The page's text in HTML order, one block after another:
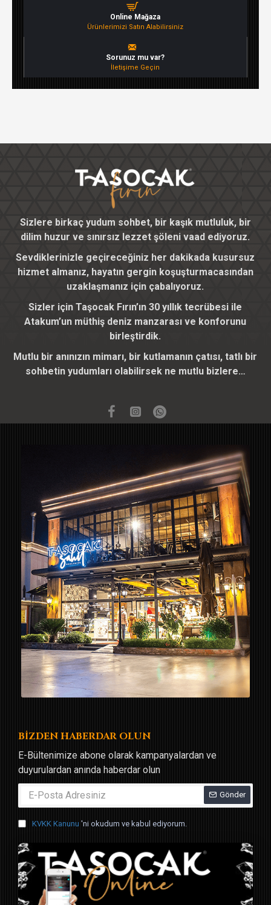
Online Mağaza
Ürünlerimizi Satın Alabilirsiniz
Sorunuz mu var?
İletişime Geçin
Sizlere birkaç yudum sohbet, bir kaşık mutluluk, bir
dilim huzur ve sınırsız lezzet şöleni vaad ediyoruz.
Sevdiklerinizle geçireceğiniz her dakikada kusursuz
hizmet almanız, hayatın gergin koşuşturmacasından
uzaklaşmanız için çabalıyoruz.
Sizler için Taşocak Fırın’ın 30 yıllık tecrübesi ile
Atakum’un müthiş deniz manzarası ve konforunu
birleştirdik.
Mutlu bir anınızın mimarı, bir kutlamanın çatısı, tatlı bir
sohbetin yudumları olabilirsek ne mutlu bizlere…
BİZDEN HABERDAR OLUN
E-Bültenimize abone olarak kampanyalardan ve
duyurulardan anında haberdar olun
Gönder
KVKK Kanunu 'ni okudum ve kabul ediyorum.